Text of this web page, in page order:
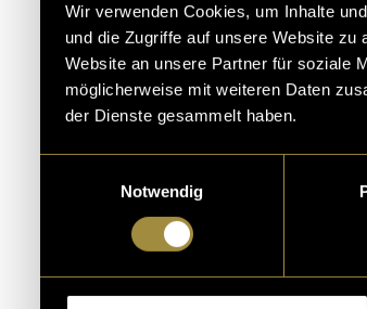
Wir verwenden Cookies, um Inhalte
und die Zugriffe auf unsere Website
Website an unsere Partner für soziale
möglicherweise mit weiteren Daten
der Dienste gesammelt haben.
Notwendig